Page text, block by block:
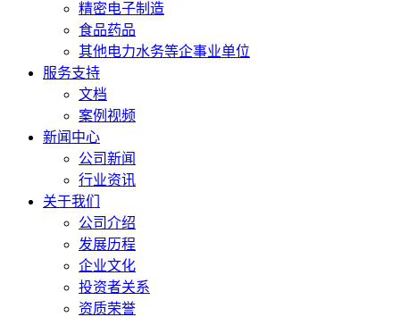
精密电子制造
食品药品
其他电力水务等企事业单位
服务支持
文档
案例视频
新闻中心
公司新闻
行业资讯
关于我们
公司介绍
发展历程
企业文化
投资者关系
资质荣誉